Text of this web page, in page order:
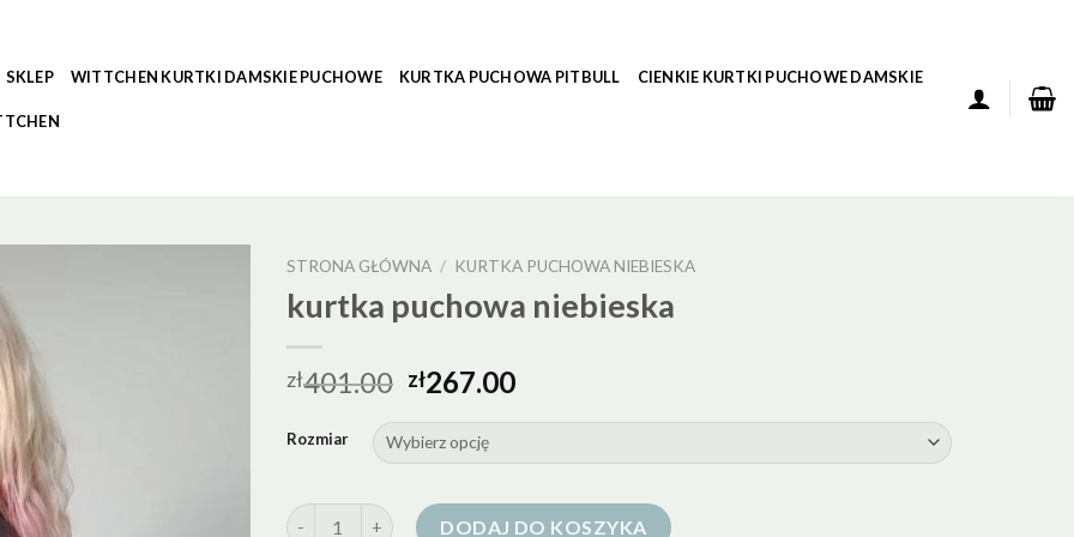
SKLEP WITTCHEN KURTKI DAMSKIE PUCHOWE KURTKA PUCHOWA PITBULL CIENKIE KURTKI PUCHOWE DAMSKIE
STRONA GŁÓWNA / KURTKA PUCHOWA NIEBIESKA
kurtka puchowa niebieska
zł401.00 zł267.00
Rozmiar
ilość kurtka puchowa niebieskaDODAJ DO KOSZYKA